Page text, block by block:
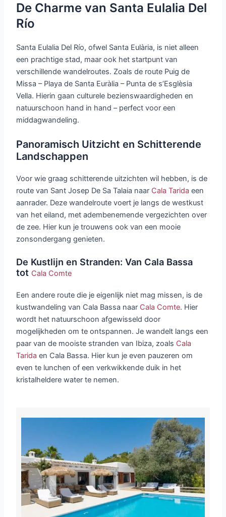
De Charme van Santa Eulalia Del
Río
Santa Eulalia Del Río, ofwel Santa Eulària, is niet alleen
een prachtige stad, maar ook het startpunt van
verschillende wandelroutes. Zoals de route Puig de
Missa – Playa de Santa Euràlia – Punta de s’Esglèsia
Vella. Hierin gaan culturele bezienswaardigheden en
natuurschoon hand in hand – perfect voor een
middagwandeling.
Panoramisch Uitzicht en Schitterende
Landschappen
Voor wie graag schitterende uitzichten wil hebben, is de
route van Sant Josep De Sa Talaia naar Cala Tarida een
aanrader. Deze wandelroute voert je langs de westkust
van het eiland, met adembenemende vergezichten over
de zee. Hier kun je trouwens ook van een mooie
zonsondergang genieten.
De Kustlijn en Stranden: Van Cala Bassa
tot Cala Comte
Een andere route die je eigenlijk niet mag missen, is de
kustwandeling van Cala Bassa naar Cala Comte. Hier
wordt het natuurschoon afgewisseld door
mogelijkheden om te ontspannen. Je wandelt langs een
paar van de mooiste stranden van Ibiza, zoals Cala
Tarida en Cala Bassa. Hier kun je even pauzeren om
even te lunchen of een verkwikkende duik in het
kristalheldere water te nemen.